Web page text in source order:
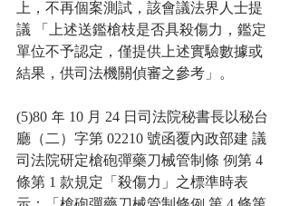
上，不再個案測試，該會議法界人士提
議 「上述送鑑槍枝是否具殺傷力，鑑定
單位不予認定，僅提供上述實驗數據或
結果，供司法機關偵審之參考」。
(5)80 年 10 月 24 日司法院秘書長以秘台
廳（二）字第 02210 號函覆內政部建 議
司法院研定槍砲彈藥刀械管制條 例第 4
條第 1 款規定「殺傷力」之標準時表